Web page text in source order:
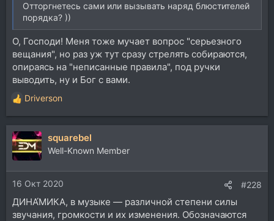
Отторгнетесь сами или вызывать наряд блюстителей
порядка? ))
О, Господи! Меня тоже мучает вопрос "серьезного
вещания", но раз уж тут сразу стрелять собираются,
опираясь на "неписанные правила", под ручки
выводить, ну и Бог с вами.
Р
е
а
к
ц
и
и
:
Driverson
squarebel
Well-Known Member
16 Окт 2020 #228
ДИНА́МИКА, в музыке — различной степени силы
звучания, громкости и их изменения. Обозначаются